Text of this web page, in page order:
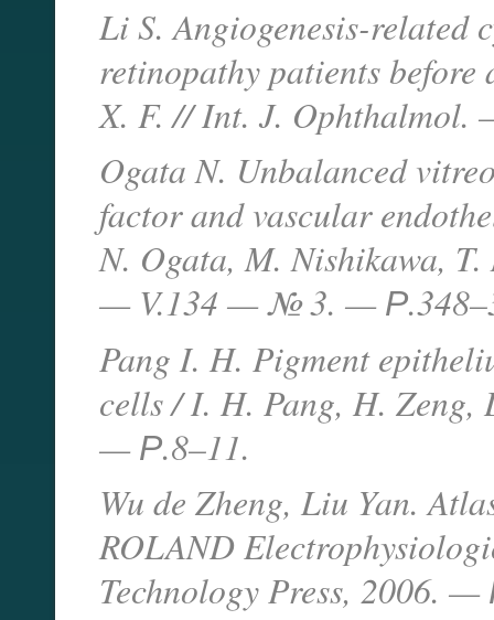
Li S. Angiogenesis-related
retinopathy patients
X. F. // Int. J.
Ogata N. Unbalanced
factor and vascular
N. Ogata, M. Nishikawa,
— V.134 — № 3. —
Pang I. H. Pigment
cells / I. H. Pang, H.
— Р.8–11.
Wu de Zheng, Liu Yan.
ROLAND
Technology Press, 2006.